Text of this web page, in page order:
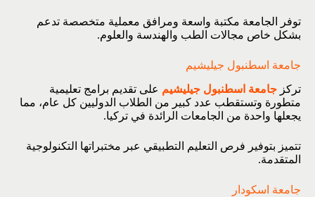
توفر الجامعة مكتبة واسعة ومرافق معملية متخصصة تدعم
بشكل خاص مجالات الطب والهندسة والعلوم.
جامعة اسطنبول جيليشيم
تركز جامعة اسطنبول جيليشيم على تقديم برامج تعليمية
متطورة وتستقطب عدد كبير من الطلاب الدوليين كل عام، مما
يجعلها واحدة من الجامعات الرائدة في تركيا.
تتميز بتوفير فرص التعليم التطبيقي عبر مختبراتها التكنولوجية
المتقدمة.
جامعة اسكودار